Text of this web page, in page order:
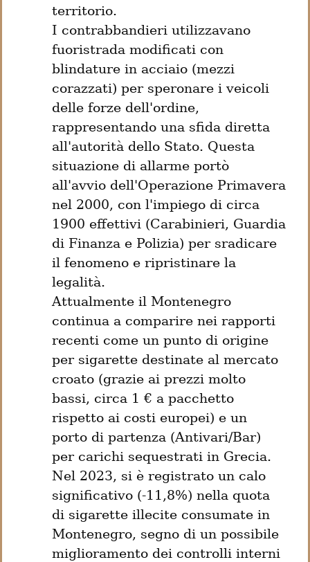
territorio.
I contrabbandieri utilizzavano
fuoristrada modificati con
blindature in acciaio (mezzi
corazzati) per speronare i veicoli
delle forze dell'ordine,
rappresentando una sfida diretta
all'autorità dello Stato. Questa
situazione di allarme portò
all'avvio dell'Operazione Primavera
nel 2000, con l'impiego di circa
1900 effettivi (Carabinieri, Guardia
di Finanza e Polizia) per sradicare
il fenomeno e ripristinare la
legalità.
Attualmente il Montenegro
continua a comparire nei rapporti
recenti come un punto di origine
per sigarette destinate al mercato
croato (grazie ai prezzi molto
bassi, circa 1 € a pacchetto
rispetto ai costi europei) e un
porto di partenza (Antivari/Bar)
per carichi sequestrati in Grecia.
Nel 2023, si è registrato un calo
significativo (-11,8%) nella quota
di sigarette illecite consumate in
Montenegro, segno di un possibile
miglioramento dei controlli interni